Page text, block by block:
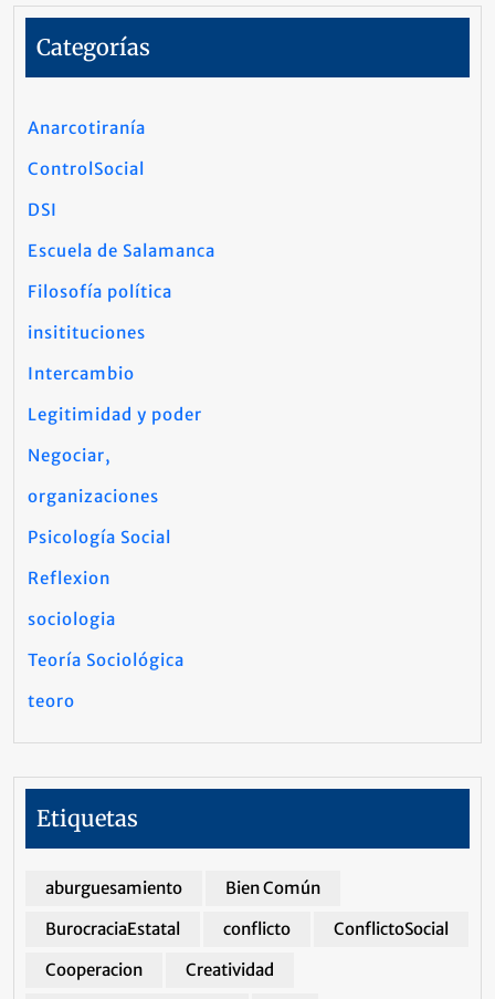
Categorías
Anarcotiranía
ControlSocial
DSI
Escuela de Salamanca
Filosofía política
insitituciones
Intercambio
Legitimidad y poder
Negociar,
organizaciones
Psicología Social
Reflexion
sociologia
Teoría Sociológica
teoro
Etiquetas
aburguesamiento
Bien Común
BurocraciaEstatal
conflicto
ConflictoSocial
Cooperacion
Creatividad